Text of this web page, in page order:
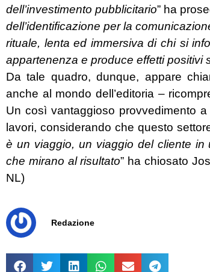
dell’investimento pubblicitario” ha
dell’identificazione per la
rituale, lenta ed immersiva di chi si
appartenenza e produce effetti positivi
Da tale quadro, dunque, appare
anche al mondo dell’editoria –
Un così vantaggioso provvedimento
lavori, considerando che questo
è un viaggio, un viaggio del cliente in
che mirano al risultato” ha chiosato
NL)
Redazione